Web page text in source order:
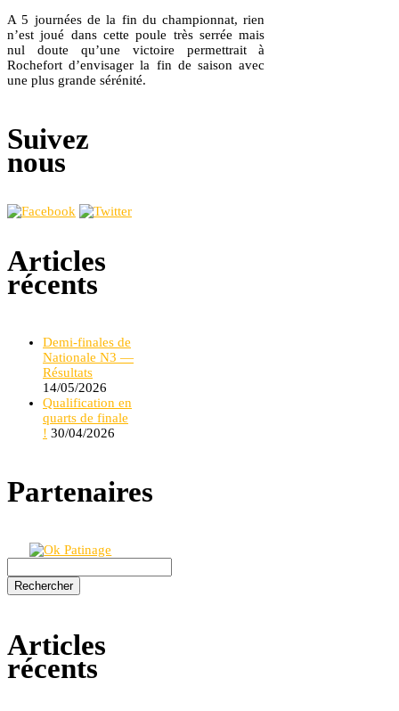
A 5 journées de la fin du championnat, rien
n’est joué dans cette poule très serrée mais
nul doute qu’une victoire permettrait à
Rochefort d’envisager la fin de saison avec
une plus grande sérénité.
Suivez
nous
Articles
récents
Demi-finales de
Nationale N3 —
Résultats
14/05/2026
Qualification en
quarts de finale
! 30/04/2026
Partenaires
Rechercher :
Articles
récents